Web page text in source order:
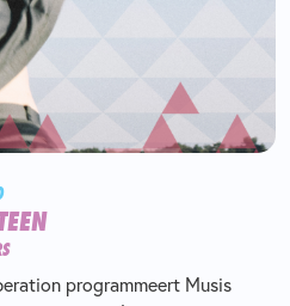
programmeert Musis